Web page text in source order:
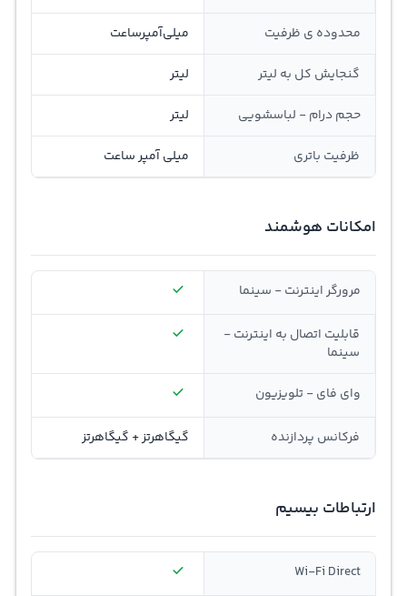
محدوده ی ظرفیت ميلي‌آمپر‌ساعت
گنجايش کل به ليتر لیتر
حجم درام - لباسشویی لیتر
ظرفیت باتری میلی آمپر ساعت
امکانات هوشمند
مرورگر اینترنت - سینما
قابلیت اتصال به اینترنت -
سینما
وای فای - تلویزیون
فرکانس پردازنده گیگاهرتز + گیگاهرتز
ارتباطات بیسیم
Wi-Fi Direct